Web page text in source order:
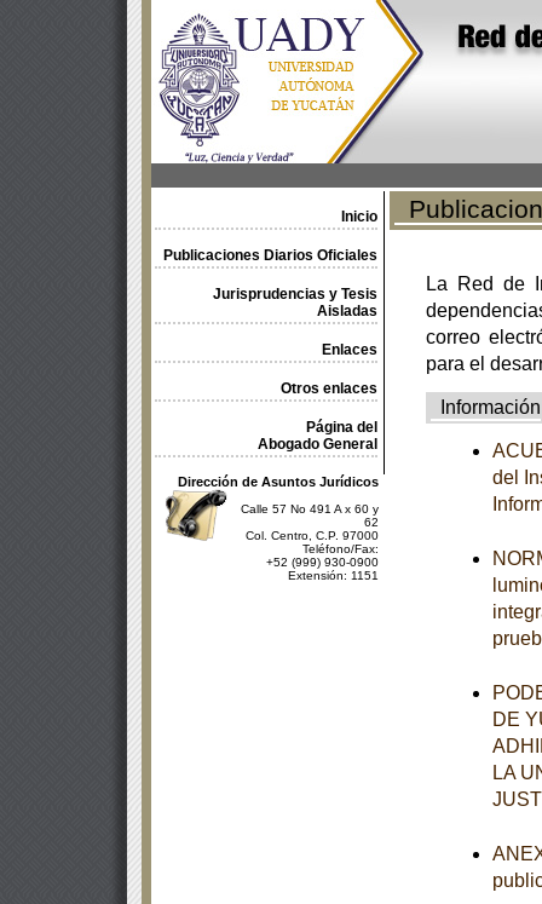
Inicio
Publicaciones Diarios Oficiales
Jurisprudencias y Tesis
Aisladas
Enlaces
Otros enlaces
Página del
Abogado General
Dirección de Asuntos Jurídicos
Calle 57 No 491 A x 60 y
62
Col. Centro, C.P. 97000
Teléfono/Fax:
+52 (999) 930-0900
Extensión: 1151
La Red de
correo
para el
Información
del
DE
LA